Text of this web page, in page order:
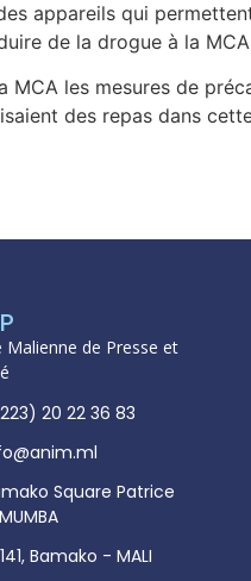
appareils qui
de la drogue à la
MCA les mesures de
des repas dans
Malienne de Presse et
20 22 36 83
Square Patrice
Bamako - MALI